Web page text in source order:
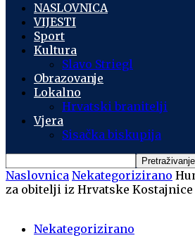
NASLOVNICA
VIJESTI
Sport
Kultura
Slavo Striegl
Obrazovanje
Lokalno
Hrvatski branitelji
Vjera
Sisačka biskupija
Naslovnica Nekategorizirano
za obitelji iz Hrvatske Kostajnice
Nekategorizirano